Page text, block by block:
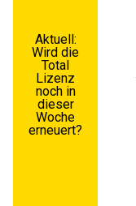
Aktuell:
Wird die
Total
Lizenz
noch in
dieser
Woche
erneuert?